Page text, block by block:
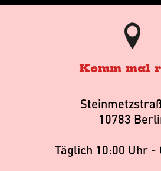
Komm mal
10783
Täglich 10:00 Uhr -